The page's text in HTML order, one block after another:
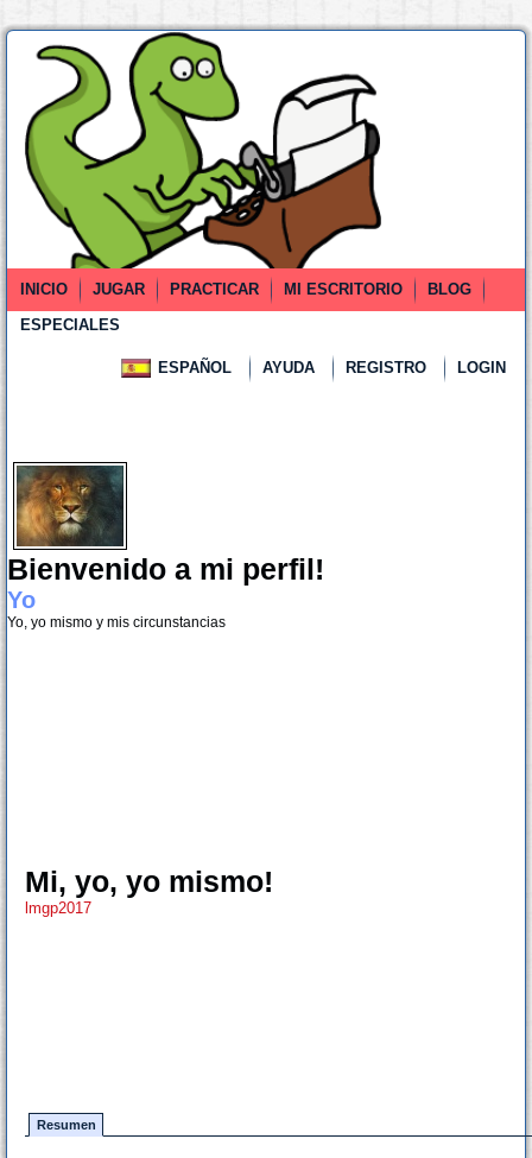
INICIO JUGAR PRACTICAR MI ESCRITORIO
BLOG
ESPECIALES
ESPAÑOL AYUDA REGISTRO LOGIN
Bienvenido a mi perfil!
Yo
Yo, yo mismo y mis circunstancias
Mi, yo, yo mismo!
lmgp2017
Resumen